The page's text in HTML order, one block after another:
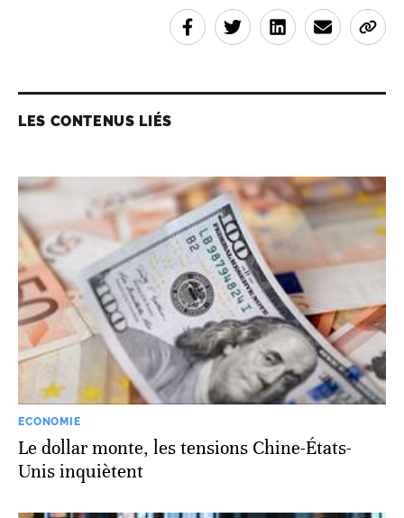
LES CONTENUS LIÉS
ECONOMIE
Le dollar monte, les tensions Chine-États-
Unis inquiètent